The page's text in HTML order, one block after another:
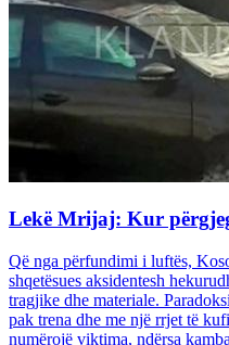
Lekë Mrijaj: Kur
Që nga përfundimi i luftës,
shqetësues aksidentesh
tragjike dhe materiale.
pak trena dhe me një rrjet të
numërojë viktima, ndërsa